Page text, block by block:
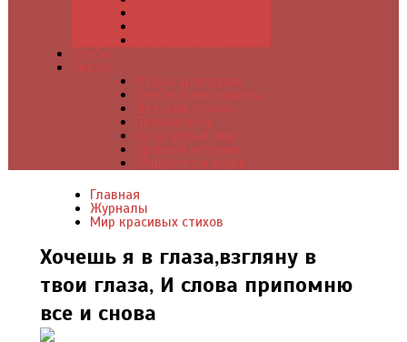
Клубы
Видео
Отдых для души
Учебные материалы
Детский уголок
Прямая речь
Культурный мир
Хроники истории
Общество и люди
Главная
Журналы
Мир красивых стихов
Хочешь я в глаза,взгляну в
твои глаза, И слова припомню
все и снова